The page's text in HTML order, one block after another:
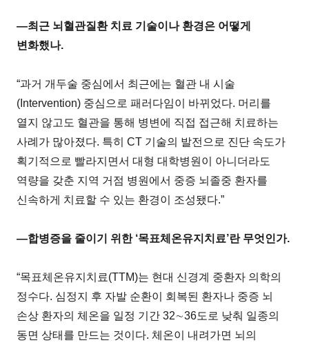
―최근 뇌혈관질환 치료 기술이나 환경은 어떻게
변화했나.
“과거 개두술 중심에서 최근에는 혈관 내 시술
(Intervention) 중심으로 패러다임이 바뀌었다. 머리를
열지 않고도 혈관을 통해 병변에 직접 접근해 치료하는
사례가 많아졌다. 특히 CT 기술의 발전으로 진단 속도가
획기적으로 빨라지면서 대형 대학병원이 아니더라도
역량을 갖춘 지역 거점 병원에서 중증 뇌졸중 환자를
신속하게 치료할 수 있는 환경이 조성됐다.”
―합병증을 줄이기 위한 ‘목표체온유지치료’란 무엇인가.
“목표체온유지치료(TTM)는 현대 신경계 중환자 의학의
정수다. 심정지 후 자발 순환이 회복된 환자나 중증 뇌
손상 환자의 체온을 일정 기간 32∼36도로 낮춰 일종의
동면 상태를 만드는 것이다. 체온이 내려가면 뇌의